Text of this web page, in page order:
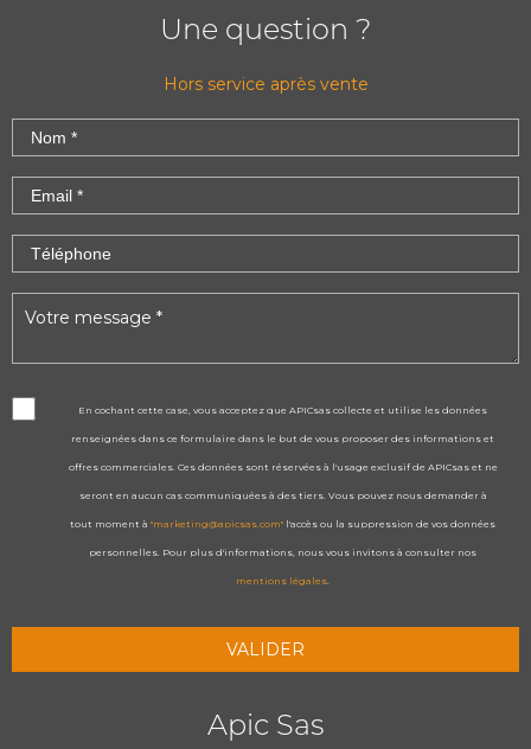
Une question ?
Hors service après vente
En cochant cette case, vous acceptez que APICsas collecte et utilise les données
renseignées dans ce formulaire dans le but de vous proposer des informations et
offres commerciales. Ces données sont réservées à l'usage exclusif de APICsas et ne
seront en aucun cas communiquées à des tiers. Vous pouvez nous demander à
tout moment à"marketing@apicsas.com" l'accès ou la suppression de vos données
personnelles. Pour plus d'informations, nous vous invitons à consulter nos
mentions légales.
Apic Sas